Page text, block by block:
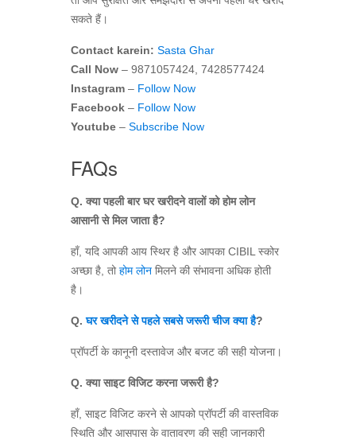
सकते हैं।
Contact karein: Sasta Ghar
Call Now – 9871057424, 7428577424
Instagram – Follow Now
Facebook – Follow Now
Youtube – Subscribe Now
FAQs
Q. क्या पहली बार घर खरीदने वालों को होम लोन
आसानी से मिल जाता है?
हाँ, यदि आपकी आय स्थिर है और आपका CIBIL स्कोर
अच्छा है, तोहोम लोन मिलने की संभावना अधिक होती
है।
Q. घर खरीदने से पहले सबसे जरूरी चीज क्या है?
प्रॉपर्टी के कानूनी दस्तावेज और बजट की सही योजना।
Q. क्या साइट विजिट करना जरूरी है?
हाँ, साइट विजिट करने से आपको प्रॉपर्टी की वास्तविक
स्थिति और आसपास के वातावरण की सही जानकारी